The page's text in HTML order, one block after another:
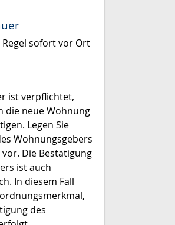
sofort vor Ort
ist verpflichtet,
die neue Wohnung
Legen Sie
Wohnungsgebers
Die Bestätigung
ist auch
In diesem Fall
des